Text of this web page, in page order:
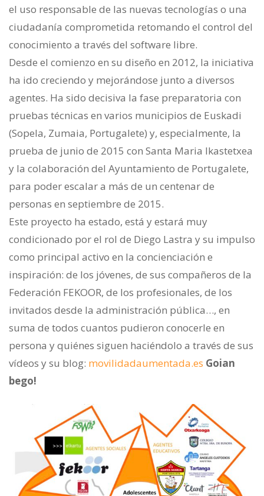
el uso responsable de las nuevas tecnologías o una
ciudadanía comprometida retomando el control del
conocimiento a través del software libre.
Desde el comienzo en su diseño en 2012, la iniciativa
ha ido creciendo y mejorándose junto a diversos
agentes. Ha sido decisiva la fase preparatoria con
pruebas técnicas en varios municipios de Euskadi
(Sopela, Zumaia, Portugalete) y, especialmente, la
prueba de junio de 2015 con Santa Maria Ikastetxea
y la colaboración del Ayuntamiento de Portugalete,
para poder escalar a más de un centenar de
personas en septiembre de 2015.
Este proyecto ha estado, está y estará muy
condicionado por el rol de Diego Lastra y su impulso
como principal activo en la concienciación e
inspiración: de los jóvenes, de sus compañeros de la
Federación FEKOOR, de los profesionales, de los
invitados desde la administración pública…, en
suma de todos cuantos pudieron conocerle en
persona y quiénes siguen haciéndolo a través de sus
vídeos y su blog: movilidadaumentada.es Goian
bego!